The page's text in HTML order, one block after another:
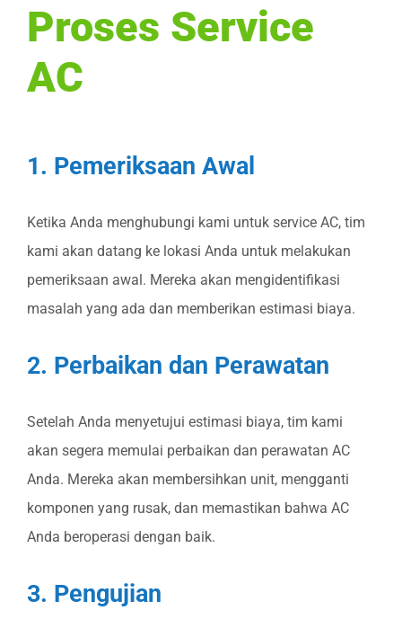
Proses Service
AC
1. Pemeriksaan Awal
Ketika Anda menghubungi kami untuk service AC, tim
kami akan datang ke lokasi Anda untuk melakukan
pemeriksaan awal. Mereka akan mengidentifikasi
masalah yang ada dan memberikan estimasi biaya.
2. Perbaikan dan Perawatan
Setelah Anda menyetujui estimasi biaya, tim kami
akan segera memulai perbaikan dan perawatan AC
Anda. Mereka akan membersihkan unit, mengganti
komponen yang rusak, dan memastikan bahwa AC
Anda beroperasi dengan baik.
3. Pengujian